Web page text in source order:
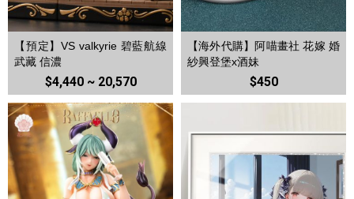
【預定】VS valkyrie 碧藍航線
武藏 信濃
$4,440 ~ 20,570
【海外代購】阿喵畫社 花嫁 婚
紗興登堡x酒妹
$450